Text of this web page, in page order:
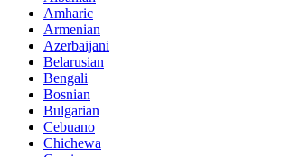
Amharic
Armenian
Azerbaijani
Belarusian
Bengali
Bosnian
Bulgarian
Cebuano
Chichewa